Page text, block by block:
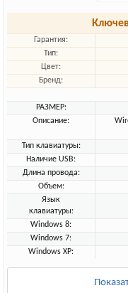
Гарантия:
Тип:
Цвет:
Бренд:
РАЗМЕР:
Описание:
Тип клавиатуры:
Наличие USB:
Длина провода:
Объем:
Язык
клавиатуры:
Windows 8:
Windows 7:
Windows XP: